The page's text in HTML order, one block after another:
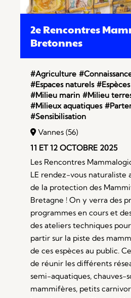
2e Rencontres
Bretonnes
#Agriculture
#Espaces naturels #Espèces
#Milieu marin #Milieu
#Milieux aquatiques
#Sensibilisation
Vannes (56)
11 ET 12 OCTOBRE 2025
Les Rencontres
LE rendez-vous naturaliste
de la protection des
Bretagne ! On y verra des
programmes en cours et
des ateliers techniques
partir sur la piste des
de ces espèces au public.
de réunir les différents
semi-aquatiques, chauves-
mammifères, petits